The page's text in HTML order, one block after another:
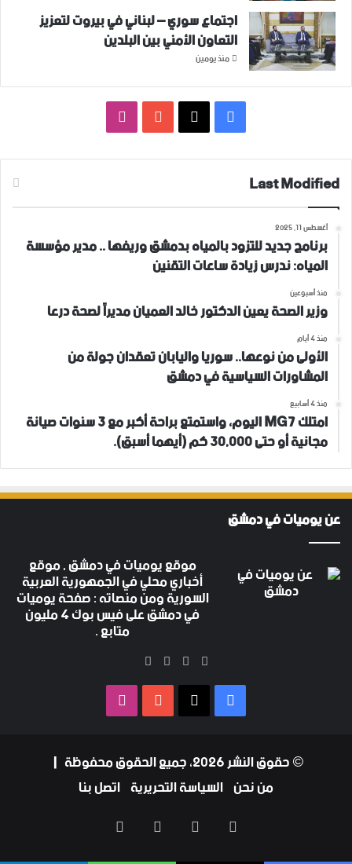
اجتماع سوري – لبناني في بيروت لتعزيز
التعاون ‏الأمني ‏بين البلدين
منذ يومين
فيسبوك ‫YouTube
Last Modified
أغسطس 11, 2025
برنامج جديد للتزود بالمياه بدمشق وريفها .. مدير مؤسسة
المياه: ندرس زيادة ساعات التقنين
منذ أسبوعين
وزير الصحة يعين الدكتور خالد العميان مديراً لصحة درعا
منذ 4 أيام
الأولى من نوعها.. سوريا واليابان تعقدان جولة من
المشاورات السياسية في دمشق
منذ 4 أسابيع
امتلك MG7 اليوم، واستمتع براحة أكبر مع 3 سنوات صيانة
مجانية أو حتى 30,000 كم (أيهما أسبق).
عن يوميات في دمشق
موقع يوميات في دمشق , موقع
أخباري محلي في الجمهورية العربية
السورية ومن منصاته : صفحة يوميات
في دمشق على فيس بوك 4 مليون متابع .
فيسبوك
‫X
‫YouTube
فيسبوك ‫YouTube
© حقوق النشر 2026، جميع الحقوق محفوظة |
من نحن السياسة التحريرية اتصل بنا
فيسبوك
‫YouTube